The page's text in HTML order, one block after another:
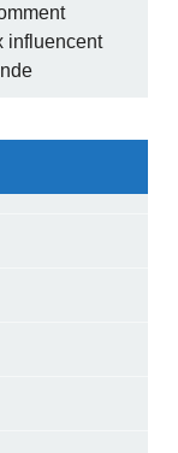
influencent